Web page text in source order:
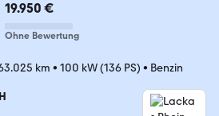
19.950 €
Ohne Bewertung
km • 100 kW (136 PS) • Benzin